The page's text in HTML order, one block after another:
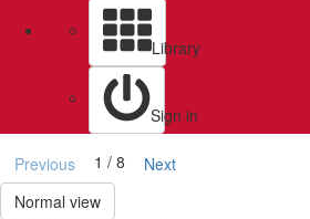
Library
Sign in
Previous 1 / 8
Next
Normal view